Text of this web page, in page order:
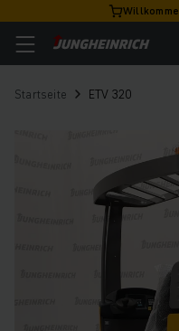
Startseite ETV 320